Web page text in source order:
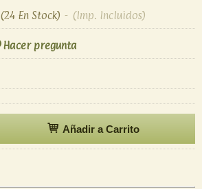
(24 En Stock) - (Imp. Incluidos)
Hacer pregunta
Añadir a Carrito